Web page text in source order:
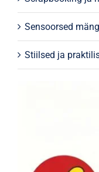
Sensoorsed
Stiilsed ja